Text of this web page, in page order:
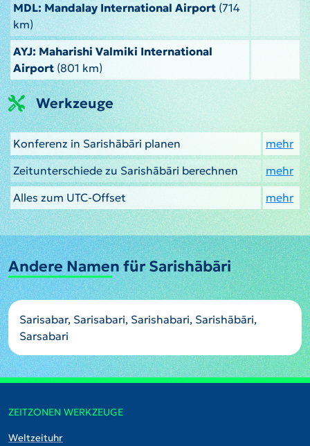
MDL: Mandalay International Airport (714
km)
AYJ: Maharishi Valmiki International
Airport (801 km)
Werkzeuge
Konferenz in Sarishābāri planen
mehr
Zeitunterschiede zu Sarishābāri berechnen
mehr
Alles zum UTC-Offset
mehr
Andere Namen für Sarishābāri
Sarisabar, Sarisabari, Sarishabari, Sarishābāri,
Sarsabari
ZEITZONEN WERKZEUGE
Weltzeituhr